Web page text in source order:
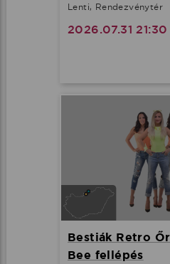
Lenti, Rendezvénytér
2026.07.31 21:30
Bestiák Retro
Bee fellépés